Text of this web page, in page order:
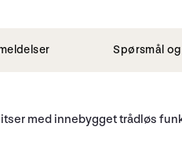
Spørsmål
med innebygget trådløs